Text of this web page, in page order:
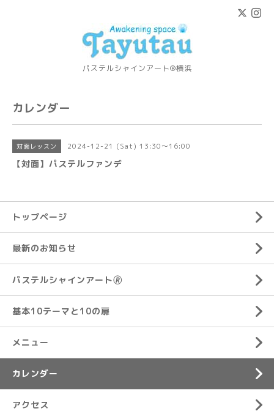
パステルシャインアート®横浜
カレンダー
対面レッスン 2024-12-21 (Sat) 13:30～16:00
【対面】パステルファンデ
トップページ
最新のお知らせ
パステルシャインアート🄬
基本10テーマと10の扉
メニュー
カレンダー
アクセス